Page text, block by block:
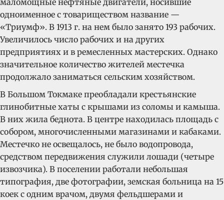
маломощные нефтяные двигатели, носившие
одноименное с товариществом название —
«Триумф». В 1913 г. на нем было занято 193 рабочих.
Увеличилось число рабочих и на других
предприятиях и в ремесленных мастерских. Однако
значительное количество жителей местечка
продолжало заниматься сельским хозяйством.
В Большом Токмаке преобладали крестьянские
глинобитные хаты с крышами из соломы и камыша.
В них жила беднота. В центре находилась площадь с
собором, многочисленными магазинами и кабаками.
Местечко не освещалось, не было водопровода,
средством передвижения служили лошади (четыре
извозчика). В поселении работали небольшая
типография, две фотографии, земская больница на 15
коек с одним врачом, двумя фельдшерами и